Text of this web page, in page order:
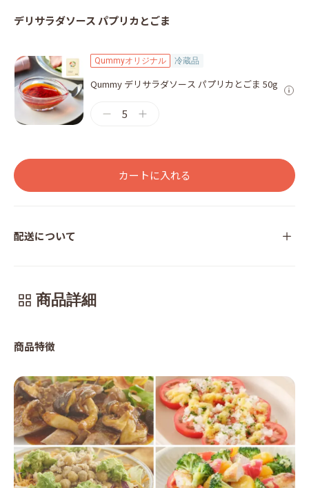
デリサラダソース パプリカとごま
Qummyオリジナル 冷蔵品
Qummy デリサラダソース パプリカとごま 50g
5
カートに入れる
配送について
商品詳細
商品特徴